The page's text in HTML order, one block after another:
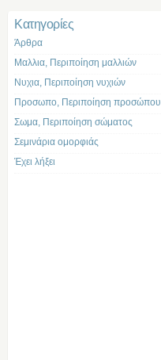
Kατηγορίες
Άρθρα
Μαλλια, Περιποίηση μαλλιών
Νυχια, Περιποίηση νυχιών
Προσωπο, Περιποίηση προσώπου
Σωμα, Περιποίηση σώματος
Σεμινάρια ομορφιάς
Έχει λήξει